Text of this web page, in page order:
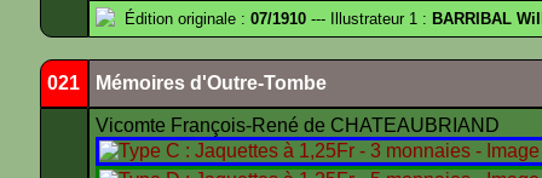
Édition originale : 07/1910 --- Illustrateur 1 : BARRIBAL
021 Mémoires d'Outre-Tombe
Vicomte François-René de CHATEAUBRIAND